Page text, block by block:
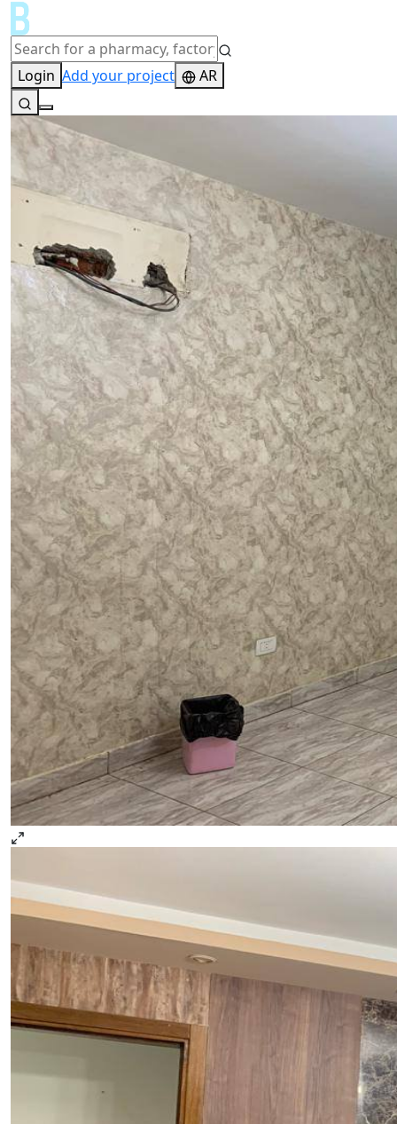
Login Add your project AR